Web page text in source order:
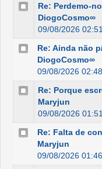
Re: Perdemo-
DiogoCosmo∞
09/08/2026 02:51
Re: Ainda não
DiogoCosmo∞
09/08/2026 02:48
Re: Porque
Maryjun
09/08/2026 01:51
Re: Falta de
Maryjun
09/08/2026 01:46